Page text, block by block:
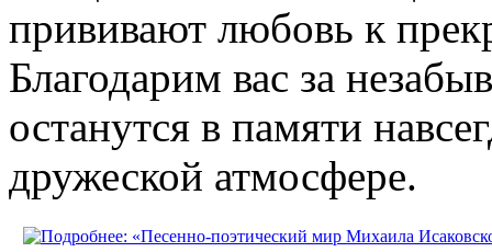
прививают любовь к
Благодарим вас за
останутся в памяти
дружеской атмосфере.